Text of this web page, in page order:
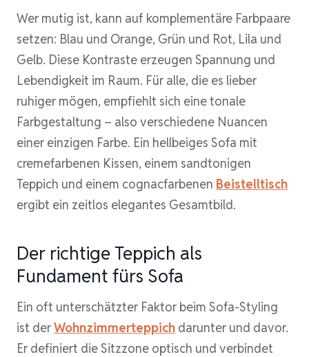
Wer mutig ist, kann auf komplementäre Farbpaare
setzen: Blau und Orange, Grün und Rot, Lila und
Gelb. Diese Kontraste erzeugen Spannung und
Lebendigkeit im Raum. Für alle, die es lieber
ruhiger mögen, empfiehlt sich eine tonale
Farbgestaltung – also verschiedene Nuancen
einer einzigen Farbe. Ein hellbeiges Sofa mit
cremefarbenen Kissen, einem sandtonigen
Teppich und einem cognacfarbenen Beistelltisch
ergibt ein zeitlos elegantes Gesamtbild.
Der richtige Teppich als
Fundament fürs Sofa
Ein oft unterschätzter Faktor beim Sofa-Styling
ist derWohnzimmerteppich darunter und davor.
Er definiert die Sitzzone optisch und verbindet